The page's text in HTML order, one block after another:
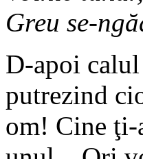
Greu se-
D-apoi
putrezind
om! Cine ţi-